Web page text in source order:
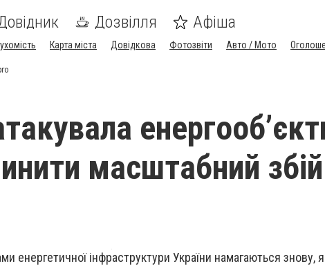
Дозвілля Афіша
Карта міста Довідкова Фотозвіти Авто / Мото
масштабний
енергетичної інфраструктури України намагаються знову,